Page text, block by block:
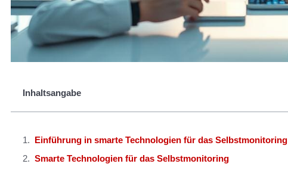
Inhaltsangabe
Einführung in smarte Technologien für das Selbstmonitoring
Smarte Technologien für das Selbstmonitoring